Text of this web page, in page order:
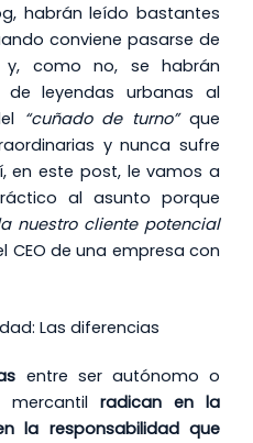
habrán leído bastantes
conviene pasarse de
como no, se habrán
leyendas urbanas al
“cuñado de turno”que
y nunca sufre
en este post, le vamos a
al asunto porque
nuestro cliente potencial
CEO de una empresa con
Las diferencias
entre ser autónomo o
mercantil radican en la
la responsabilidad que